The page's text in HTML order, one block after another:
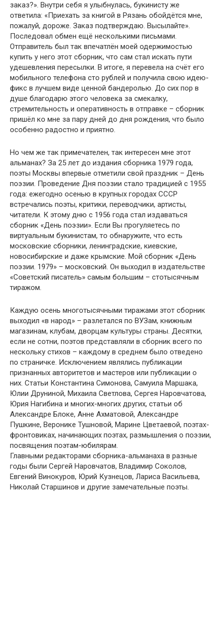
заказ?». Внутри себя я улыбнулась, букинисту же
ответила: «Приехать за книгой в Рязань обойдётся мне,
пожалуй, дороже. Заказ подтверждаю. Высылайте».
Последовал обмен ещё несколькими письмами.
Отправитель был так впечатлён моей одержимостью
купить у него этот сборник, что сам стал искать пути
удешевления пересылки. В итоге, я перевела на счёт его
мобильного телефона сто рублей и получила свою идею-
фикс в лучшем виде ценной бандеролью. До сих пор в
душе благодарю этого человека за смекалку,
стремительность и оперативность в отправке – сборник
пришёл ко мне за пару дней до дня рождения, что было
особенно радостно и приятно.
Но чем же так примечателен, так интересен мне этот
альманах? За 25 лет до издания сборника 1979 года,
поэты Москвы впервые отметили свой праздник – День
поэзии. Проведение Дня поэзии стало традицией с 1955
года: ежегодно осенью в крупных городах СССР
встречались поэты, критики, переводчики, артисты,
читатели. К этому дню с 1956 года стал издаваться
сборник «День поэзии». Если Вы прогуляетесь по
виртуальным букинистам, то обнаружите, что есть
московские сборники, ленинградские, киевские,
новосибирские и даже крымские. Мой сборник «День
поэзии. 1979» – московский. Он выходил в издательстве
«Советский писатель» самым большим – стотысячным
тиражом.
Каждую осень многотысячными тиражами этот сборник
выходил «в народ» – разлетался по ВУЗам, книжным
магазинам, клубам, дворцам культуры страны. Десятки,
если не сотни, поэтов представляли в сборник всего по
нескольку стихов – каждому в среднем было отведено
по страничке. Исключением являлись публикации
признанных авторитетов и мастеров или публикации о
них. Статьи Константина Симонова, Самуила Маршака,
Юлии Друниной, Михаила Светлова, Сергея Наровчатова,
Юрия Нагибина и многих-многих других, статьи об
Александре Блоке, Анне Ахматовой, Александре
Пушкине, Веронике Тушновой, Марине Цветаевой, поэтах-
фронтовиках, начинающих поэтах, размышления о поэзии,
посвящения поэтам-юбилярам.
Главными редакторами сборника-альманаха в разные
годы были Сергей Наровчатов, Владимир Соколов,
Евгений Винокуров, Юрий Кузнецов, Лариса Васильева,
Николай Старшинов и другие замечательные поэты.